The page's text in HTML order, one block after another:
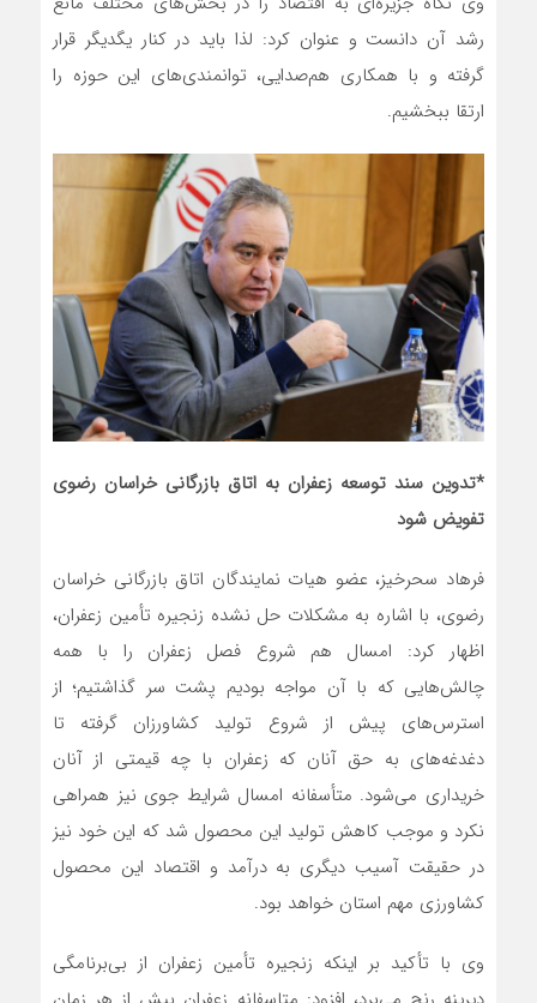
رشد آن دانست و عنوان کرد: لذا باید در کنار یگدیگر قرار
گرفته و با همکاری هم‌صدایی، توانمندی‌های این حوزه را
ارتقا ببخشیم.
*تدوین سند توسعه زعفران به اتاق بازرگانی خراسان رضوی
تفویض شود
فرهاد سحرخیز، عضو هیات نمایندگان اتاق بازرگانی خراسان
رضوی، با اشاره به مشکلات حل نشده زنجیره تأمین زعفران،
اظهار کرد: امسال هم شروع فصل زعفران را با همه
چالش‌هایی که با آن مواجه بودیم پشت سر گذاشتیم؛ از
استرس‌های پیش از شروع تولید کشاورزان گرفته تا
دغدغه‌های به‌ حق آنان که زعفران با چه قیمتی از آنان
خریداری می‌شود. متأسفانه امسال شرایط جوی نیز همراهی
نکرد و موجب کاهش تولید این محصول شد که این خود نیز
در حقیقت آسیب دیگری به درآمد و اقتصاد این محصول
کشاورزی مهم استان خواهد بود.
وی با تأکید بر اینکه زنجیره تأمین زعفران از بی‌برنامگی